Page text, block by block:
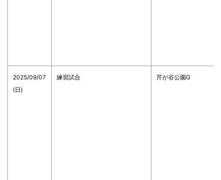
2025/09/07
(日)
練習試合 芹が谷公園G